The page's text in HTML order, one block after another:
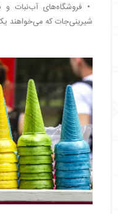
• فروشگاه‌های آب‌نبات و
شیرینی‌جات که می‌خواهند